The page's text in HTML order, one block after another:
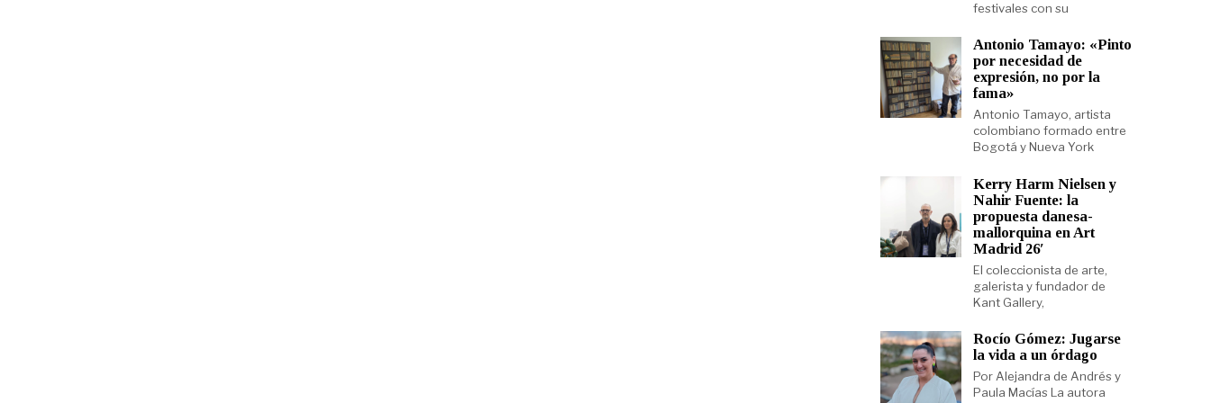
festivales con su
Antonio Tamayo: «Pinto
por necesidad de
expresión, no por la
fama»
Antonio Tamayo, artista
colombiano formado entre
Bogotá y Nueva York
Kerry Harm Nielsen y
Nahir Fuente: la
propuesta danesa-
mallorquina en Art
Madrid 26′
El coleccionista de arte,
galerista y fundador de
Kant Gallery,
Rocío Gómez: Jugarse
la vida a un órdago
Por Alejandra de Andrés y
Paula Macías La autora